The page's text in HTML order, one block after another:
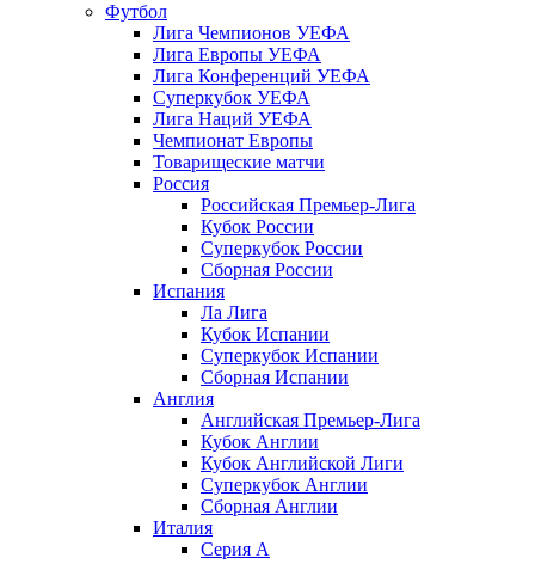
Футбол
Лига Чемпионов УЕФА
Лига Европы УЕФА
Лига Конференций УЕФА
Суперкубок УЕФА
Лига Наций УЕФА
Чемпионат Европы
Товарищеские матчи
Россия
Российская Премьер-Лига
Кубок России
Суперкубок России
Сборная России
Испания
Ла Лига
Кубок Испании
Суперкубок Испании
Сборная Испании
Англия
Английская Премьер-Лига
Кубок Англии
Кубок Английской Лиги
Суперкубок Англии
Сборная Англии
Италия
Серия А